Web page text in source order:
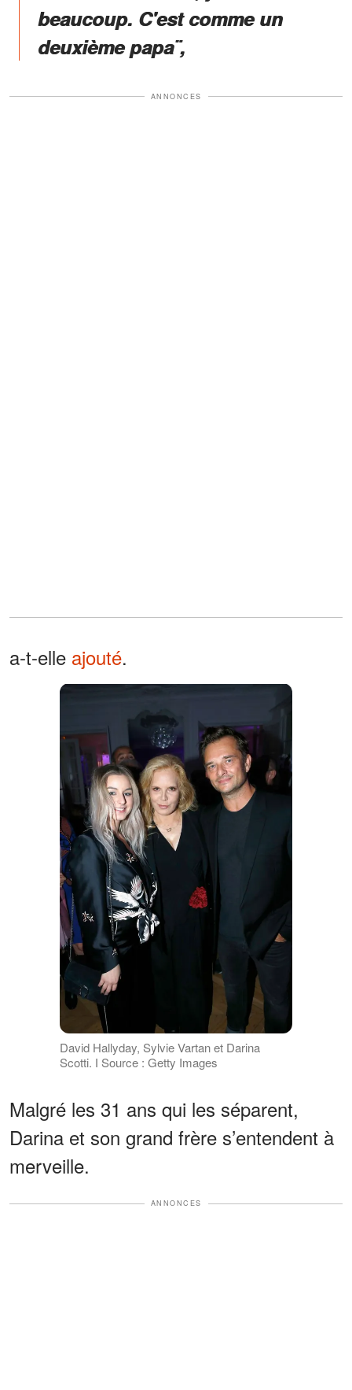
beaucoup. C'est comme un
deuxième papa¨,
ANNONCES
a-t-elle ajouté.
David Hallyday, Sylvie Vartan et Darina
Scotti. І Source : Getty Images
Malgré les 31 ans qui les séparent,
Darina et son grand frère s’entendent à
merveille.
ANNONCES